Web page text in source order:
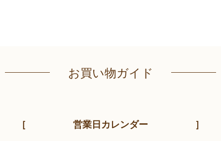
お買い物ガイド
営業日カレンダー